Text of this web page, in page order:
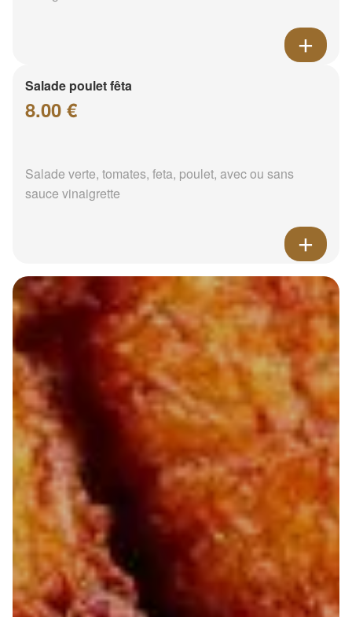
Salade poulet fêta
8.00 €
Salade verte, tomates, feta, poulet, avec ou sans
sauce vinaigrette